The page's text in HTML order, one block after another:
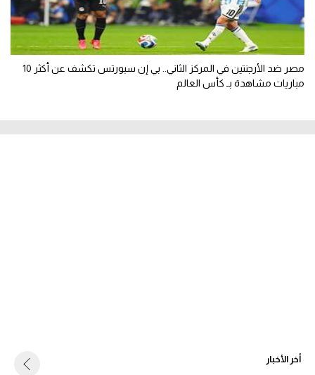
مصر ضد الأرجنتين في المركز الثاني.. بي إن سبورتس تكشف عن أكثر 10
مباريات مشاهدة بـ كأس العالم
أخر الأخبار